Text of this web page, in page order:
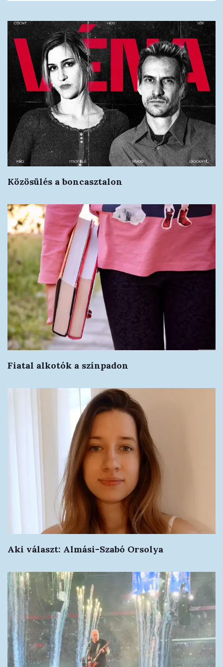
Közösülés a boncasztalon
Fiatal alkotók a színpadon
Aki választ: Almási-Szabó Orsolya